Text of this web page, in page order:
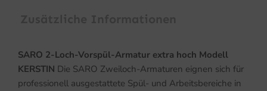
SARO 2-Loch-Vorspül-Armatur extra hoch Modell
KERSTIN Die SARO Zweiloch-Armaturen eignen sich für
professionell ausgestattete Spül- und Arbeitsbereiche in